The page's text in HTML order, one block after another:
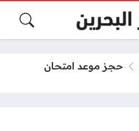
حجز موعد امتحان